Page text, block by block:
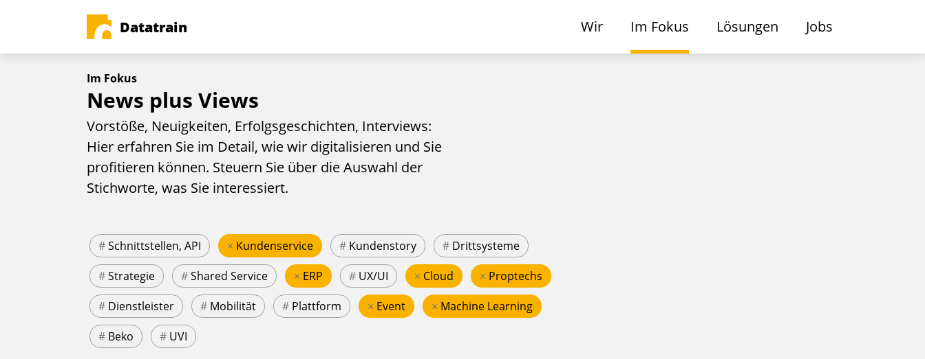
Datatrain Wir Im Fokus Lösungen Jobs
Im Fokus
News plus Views
Vorstöße, Neuigkeiten, Erfolgsgeschichten, Interviews:
Hier erfahren Sie im Detail, wie wir digitalisieren und Sie
profitieren können. Steuern Sie über die Auswahl der
Stichworte, was Sie interessiert.
#Schnittstellen, API × Kundenservice # Kundenstory # Drittsysteme
#Strategie #Shared Service × ERP # UX/UI × Cloud × Proptechs
# Dienstleister # Mobilität # Plattform × Event × Machine Learning
# Beko # UVI